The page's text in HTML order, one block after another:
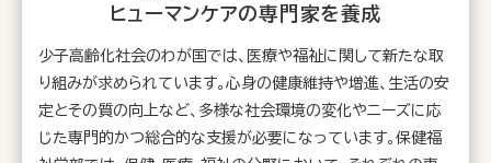
ヒューマンケアの専門家を養成
少子高齢化社会のわが国では、医療や福祉に関して新たな取
り組みが求められています。心身の健康維持や増進、生活の安
定とその質の向上など、多様な社会環境の変化やニーズに応
じた専門的かつ総合的な支援が必要になっています。保健福